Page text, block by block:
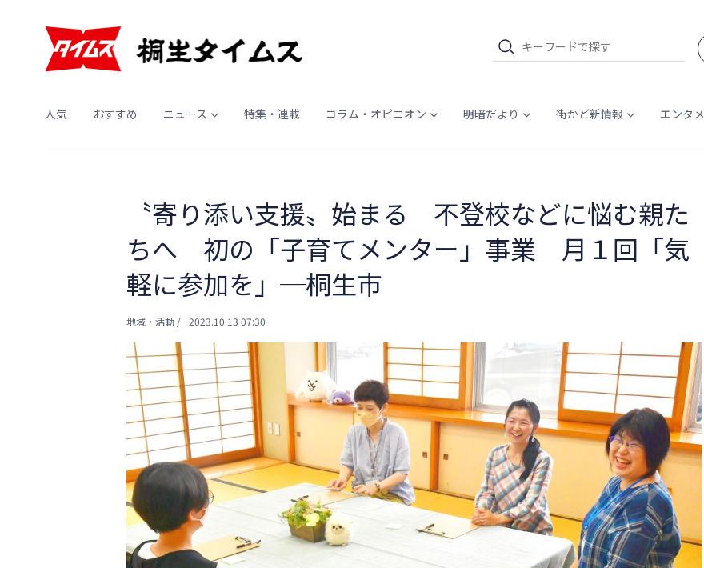
人気 おすすめ ニュース 特集・連載 コラム・オピニオン 明暗だより 街かど新情報 エンタメ
〝寄り添い支援〟始まる 不登校などに悩む親た
ちへ 初の「子育てメンター」事業 月１回「気
軽に参加を」─桐生市
地域・活動 / 2023.10.13 07:30